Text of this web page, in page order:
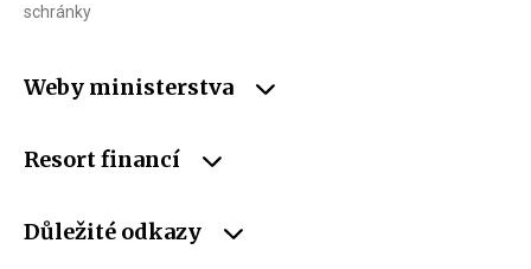
schránky
Weby ministerstva
Resort financí
Důležité odkazy